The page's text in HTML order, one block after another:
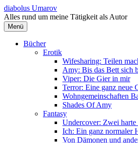
Springe
zum
Inhalt
diabolus Umarov
Alles rund um meine Tätigkeit als Autor
Menü
Bücher
Erotik
Wifesharing: Teilen
Amy: Bis das Bett sich
Viper: Die Gier in mir
Terror: Eine ganz neue
Wohngemeinschaften
Shades Of Amy
Fantasy
Undercover: Zwei
Ich: Ein ganz normaler
Von Dämonen und